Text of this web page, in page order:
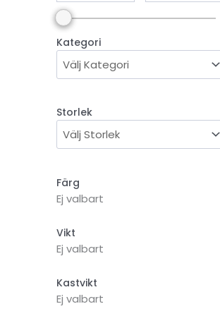
Kategori
Storlek
Färg
Ej valbart
Vikt
Ej valbart
Kastvikt
Ej valbart